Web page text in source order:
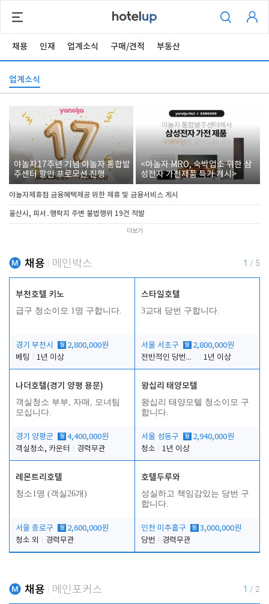
채용 인재 업계소식 구매/견적 부동산
업계소식
야놀자17주년 기념 야놀자 통합발
주센터 할인 프로모션 진행
<야놀자 MRO, 숙박업소 위한 삼
성전자 가전제품 특가 개시>
야놀자제휴점 금융혜택제공 위한 제휴 및 금융서비스 게시
울산시, 피서․행락지 주변 불법행위 19건 적발
더보기
채용 메인박스 1 / 5
부천호텔 키노
급구 청소이모 1명 구합니다.
경기 부천시 월 2,800,000원
베팅
1년 이상
스타일호텔
3교대 당번 구합니다.
서울 서초구 월 2,800,000원
전반적인 당번업무
1년 이상
나더호텔(경기 양평 용문)
객실청소 부부, 자매, 모녀팀
모십니다.
경기 양평군 월 4,400,000원
객실청소, 카운터
경력무관
왕십리 태양모텔
왕십리 태양모텔 청소이모 구
합니다.
서울 성동구 월 2,940,000원
청소
1년 이상
레몬트리호텔
청소1명 (객실26개)
서울 종로구 월 2,600,000원
청소 외
경력무관
호텔두루와
성실하고 책임감있는 당번 구
합니다.
인천 미추홀구 월 3,000,000원
당번
경력무관
채용 메인포커스 1 / 2